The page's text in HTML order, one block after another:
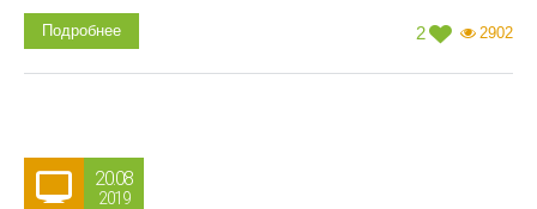
2 2902
Подробнее
20.08
2019